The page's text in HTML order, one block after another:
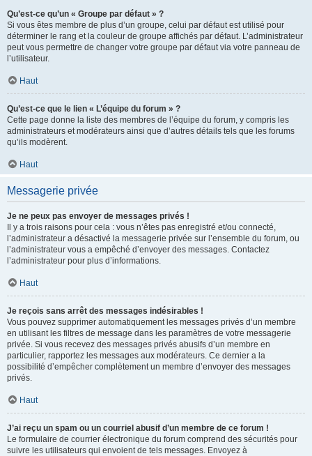
Qu’est-ce qu’un « Groupe par défaut » ?
Si vous êtes membre de plus d’un groupe, celui par défaut est utilisé pour
déterminer le rang et la couleur de groupe affichés par défaut. L’administrateur
peut vous permettre de changer votre groupe par défaut via votre panneau de
l’utilisateur.
Haut
Qu’est-ce que le lien « L’équipe du forum » ?
Cette page donne la liste des membres de l’équipe du forum, y compris les
administrateurs et modérateurs ainsi que d’autres détails tels que les forums
qu’ils modèrent.
Haut
Messagerie privée
Je ne peux pas envoyer de messages privés !
Il y a trois raisons pour cela : vous n’êtes pas enregistré et/ou connecté,
l’administrateur a désactivé la messagerie privée sur l’ensemble du forum, ou
l’administrateur vous a empêché d’envoyer des messages. Contactez
l’administrateur pour plus d’informations.
Haut
Je reçois sans arrêt des messages indésirables !
Vous pouvez supprimer automatiquement les messages privés d’un membre
en utilisant les filtres de message dans les paramètres de votre messagerie
privée. Si vous recevez des messages privés abusifs d’un membre en
particulier, rapportez les messages aux modérateurs. Ce dernier a la
possibilité d’empêcher complètement un membre d’envoyer des messages
privés.
Haut
J’ai reçu un spam ou un courriel abusif d’un membre de ce forum !
Le formulaire de courrier électronique du forum comprend des sécurités pour
suivre les utilisateurs qui envoient de tels messages. Envoyez à